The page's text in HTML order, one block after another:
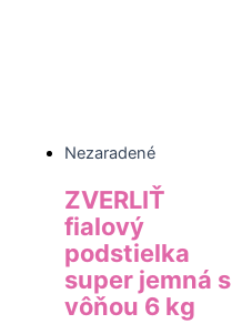
Nezaradené
ZVERLIŤ
fialový
podstielka
super jemná s
vôňou 6 kg